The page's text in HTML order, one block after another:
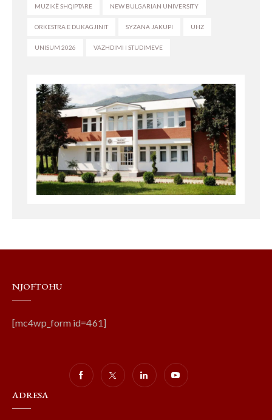
MUZIKË SHQIPTARE NEW BULGARIAN UNIVERSITY
ORKESTRA E DUKAGJINIT SYZANA JAKUPI UHZ
UNISUM 2026 VAZHDIMI I STUDIMEVE
NJOFTOHU
[mc4wp_form id=461]
ADRESA